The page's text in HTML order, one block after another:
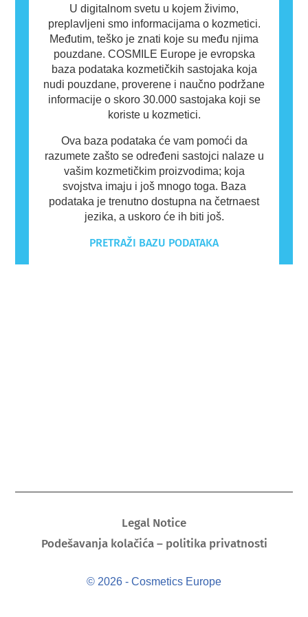
U digitalnom svetu u kojem živimo,
preplavljeni smo informacijama o kozmetici.
Međutim, teško je znati koje su među njima
pouzdane. COSMILE Europe je evropska
baza podataka kozmetičkih sastojaka koja
nudi pouzdane, proverene i naučno podržane
informacije o skoro 30.000 sastojaka koji se
koriste u kozmetici.
Ova baza podataka će vam pomoći da
razumete zašto se određeni sastojci nalaze u
vašim kozmetičkim proizvodima; koja
svojstva imaju i još mnogo toga. Baza
podataka je trenutno dostupna na četrnaest
jezika, a uskoro će ih biti još.
PRETRAŽI BAZU PODATAKA
Legal Notice
Podešavanja kolačića – politika privatnosti
© 2026 - Cosmetics Europe